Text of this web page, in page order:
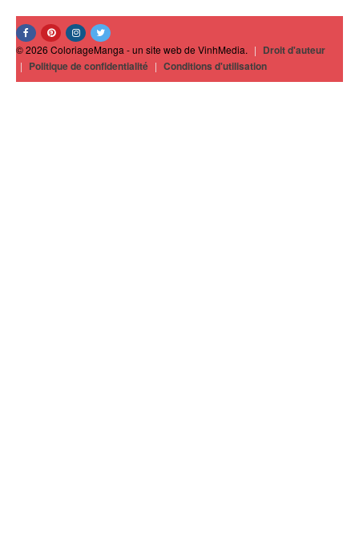
© 2026 ColoriageManga - un site web de VinhMedia. | Droit d'auteur
| Politique de confidentialité | Conditions d'utilisation